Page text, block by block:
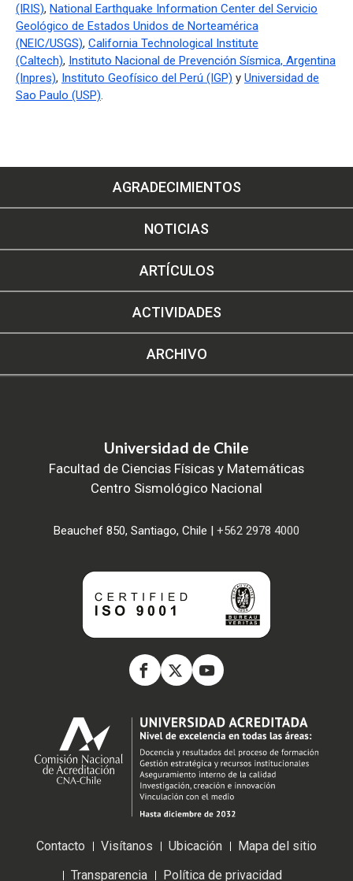
(IRIS), National Earthquake Information Center del Servicio
Geológico de Estados Unidos de Norteamérica
(NEIC/USGS), California Technological Institute
(Caltech), Instituto Nacional de Prevención Sísmica, Argentina
(Inpres), Instituto Geofísico del Perú (IGP) y Universidad de
Sao Paulo (USP).
AGRADECIMIENTOS
NOTICIAS
ARTÍCULOS
ACTIVIDADES
ARCHIVO
Universidad de Chile
Facultad de Ciencias Físicas y Matemáticas
Centro Sismológico Nacional
Beauchef 850, Santiago, Chile | +562 2978 4000
Contacto Visítanos Ubicación
Mapa del sitio
Transparencia
Política de privacidad